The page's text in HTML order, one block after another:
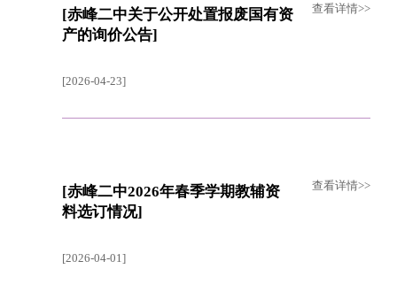
[赤峰二中关于公开处置报废国有资
产的询价公告]
查看详情>>
[2026-04-23]
[赤峰二中2026年春季学期教辅资
料选订情况]
查看详情>>
[2026-04-01]